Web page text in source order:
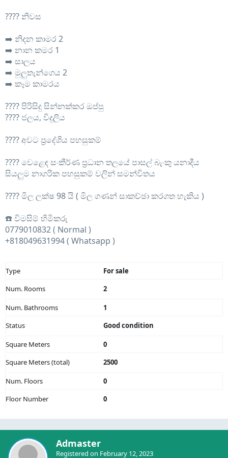
???? නිවස
➡️ නිදන කාමර 2
➡️ නාන කමර 1
➡️ සාලය
➡️ මුලුතැන්ගෙය 2
➡️ කෑම කාමරය
???? පිරිසිදු සින්නක්කර ඔප්පු
???? ජලය, විදුලිය
???? අවට ප්‍රදේශිය පහසුකම්
???? වෙළෙඳ සංකීර්ණ ප්‍රධාන තලයේ පාසල් බැංකු යනාදීය
සියලුම නාගරික පහසුකම් වලින් සමන්විතය
???? මිල ලක්ෂ 98 යි ( මිල ගණන් සාකච්ඡා කරගත හැකිය )
☎️ විමසිම් හිමිකරු
0779010832 ( Normal )
+818049631994 ( Whatsapp )
Type
For sale
Num. Rooms
2
Num. Bathrooms
1
Status
Good condition
Square Meters
0
Square Meters (total)
2500
Num. Floors
0
Floor Number
0
Admaster
Registered on February 12, 2023